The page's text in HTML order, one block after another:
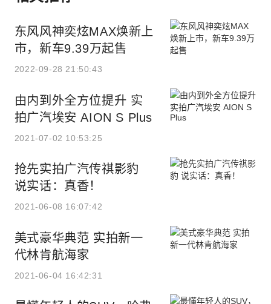
东风风神奕炫MAX焕新上
市，新车9.39万起售
2022-09-28 21:50:43
由内到外全方位提升 实
拍广汽埃安 AION S Plus
2021-07-02 10:53:25
抢先实拍广汽传祺影豹
说实话：真香！
2021-06-08 16:07:42
美式豪华典范 实拍新一
代林肯航海家
2021-06-04 16:42:31